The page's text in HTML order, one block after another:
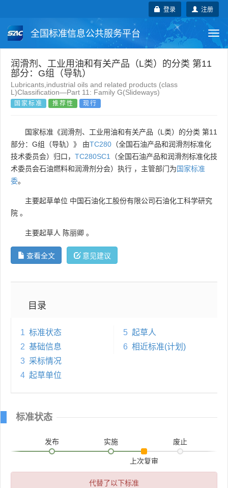
注册
登录
全国标准信息公共服务平台
国家标准 行业标准 地方标准
团体标准 企业标准 国际标准
润滑剂、工业用油和有关产品（L类）的分类 第11
部分：G组（导轨）
Lubricants,industrial oils and related products (class
L)Classification—Part 11: Family G(Slideways)
国家标准 推荐性 现行
国家标准《润滑剂、工业用油和有关产品（L类）的分类 第11
部分：G组（导轨）》 由TC280 （全国石油产品和润滑剂标准化
技术委员会）归口， TC280SC1
（全国石油产品和润滑剂标准化技
术委员会石油燃料和润滑剂分会）执行 ，主管部门为国家标准
委。
主要起草单位 中国石油化工股份有限公司石油化工科学研究
院 。
主要起草人 陈丽卿 。
查看全文 意见建议
目录
1 标准状态
2 基础信息
3 采标情况
4 起草单位
5 起草人
6 相近标准(计划)
标准状态
发布 实施
上次复审
废止
代替了以下标准